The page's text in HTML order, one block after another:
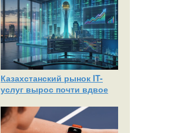
Казахстанский рынок IT-
услуг вырос почти вдвое